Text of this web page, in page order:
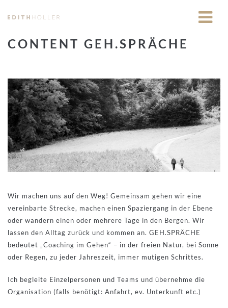
CONTENT GEH.SPRÄCHE
Wir machen uns auf den Weg! Gemeinsam gehen wir eine
vereinbarte Strecke, machen einen Spaziergang in der Ebene
oder wandern einen oder mehrere Tage in den Bergen. Wir
lassen den Alltag zurück und kommen an. GEH.SPRÄCHE
bedeutet „Coaching im Gehen“ – in der freien Natur, bei Sonne
oder Regen, zu jeder Jahreszeit, immer mutigen Schrittes.
Ich begleite Einzelpersonen und Teams und übernehme die
Organisation (falls benötigt: Anfahrt, ev. Unterkunft etc.)